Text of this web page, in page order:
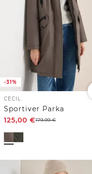
-31%
CECIL
Sportiver Parka
125,00 €179,99€